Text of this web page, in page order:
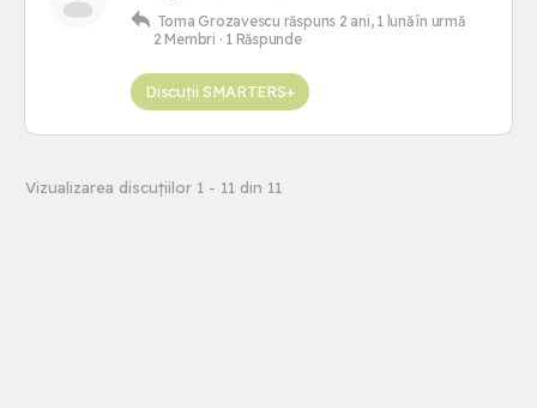
Toma Grozavescu răspuns 2 ani, 1 lună în urmă
2 Membri · 1 Răspunde
Discuții SMARTERS+
Vizualizarea discuțiilor 1 - 11 din 11